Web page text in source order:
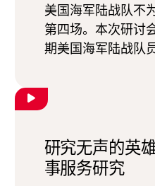
美国海军陆战队不
第四场。本次研讨
期美国海军陆战队
研究无声的英
事服务研究